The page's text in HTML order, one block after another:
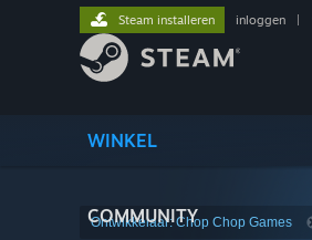
WINKEL
COMMUNITY
Steam installeren inloggen
Ontwikkelaar: Chop Chop Games